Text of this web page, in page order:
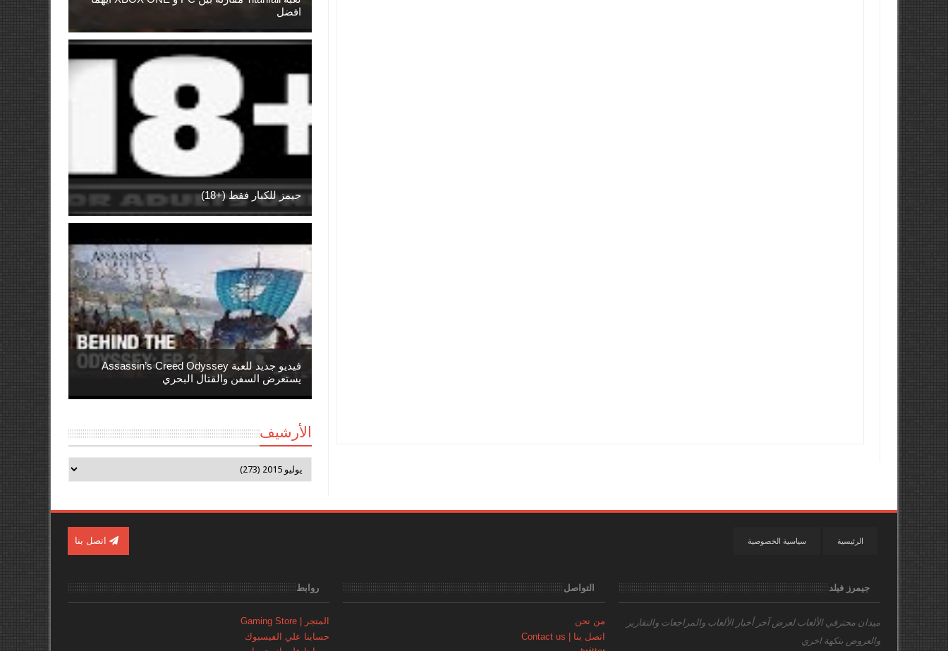
افضل
جيمز للكبار فقط (+18)
فيديو جديد للعبة Assassin’s Creed Odyssey
يستعرض السفن والقتال البحري
الأرشيف
سياسية الخصوصية الرئيسية اتصل بنا
جيمرز فيلد
ميدان محترفي الألعابلعرض آخر أخبار الألعاب والمراجعات والتقارير
والعروض بنكهة اخري
التواصل
من نحن
اتصل بنا | Contact us
روابط
المتجر | Gaming Store
حسابنا علي الفيسبوك